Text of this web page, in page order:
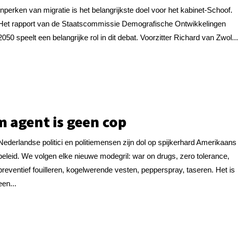
van migratie is het belangrijkste doel voor het kabinet-Schoof.
rapport van de Staatscommissie Demografische Ontwikkelingen
speelt een belangrijke rol in dit debat. Voorzitter Richard van Zwol...
agent is geen cop
politici en politiemensen zijn dol op spijkerhard Amerikaans
We volgen elke nieuwe modegril: war on drugs, zero tolerance,
fouilleren, kogelwerende vesten, pepperspray, taseren. Het is